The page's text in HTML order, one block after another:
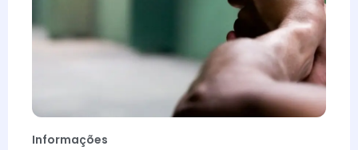
Informações